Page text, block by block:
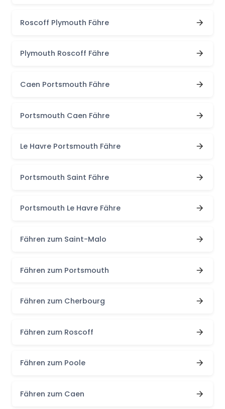
Roscoff Plymouth Fähre
Plymouth Roscoff Fähre
Caen Portsmouth Fähre
Portsmouth Caen Fähre
Le Havre Portsmouth Fähre
Portsmouth Saint Fähre
Portsmouth Le Havre Fähre
Fähren zum Saint-Malo
Fähren zum Portsmouth
Fähren zum Cherbourg
Fähren zum Roscoff
Fähren zum Poole
Fähren zum Caen